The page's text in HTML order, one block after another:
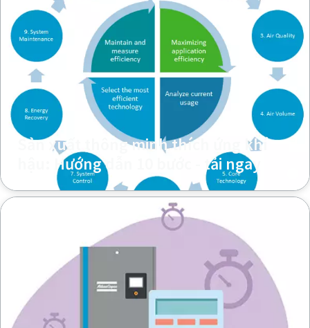
cắt laser. Khám phá các dòng sản phẩm phù hợp nhất với
nhu cầu của bạn.
Khám phá ngay chi tiết
Sản xuất thông minh thích ứng khí
hậu: Hướng dẫn 10 bước - tải ngay